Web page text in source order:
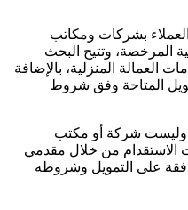
بشركات ومكاتب
المرخصة، وتتيح البحث
العمالة المنزلية، بالإضافة
المتاحة وفق شروط
وليست شركة أو مكتب
الاستقدام من خلال مقدمي
على التمويل وشروطه